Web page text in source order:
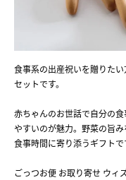
食事系の出産祝いを贈りた
セットです。
赤ちゃんのお世話で自分の
やすいのが魅力。野菜の旨
食事時間に寄り添うギフトで
ごっつお便 お取り寄せ ウィ